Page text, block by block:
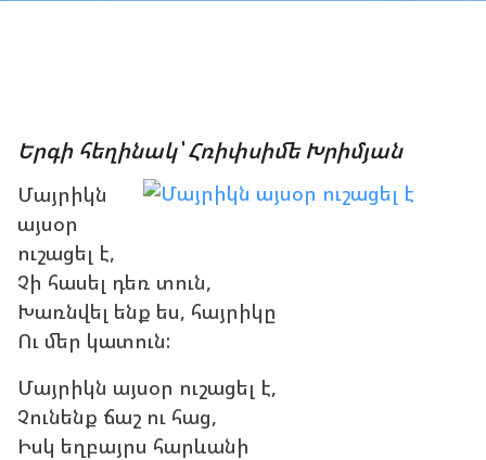
Երգի հեղինակ՝ Հռիփսիմե Խրիմյան
Մայրիկն
այսօր
ուշացել է,
Չի հասել դեռ տուն,
Խառնվել ենք ես, հայրիկը
Ու մեր կատուն:
Մայրիկն այսօր ուշացել է,
Չունենք ճաշ ու հաց,
Իսկ եղբայրս հարևանի